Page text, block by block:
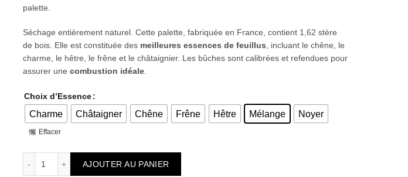
palette.
Séchage entièrement naturel. Cette palette, fabriquée en France, contient 1,62 stère
de bois. Elle est constituée des meilleures essences de feuillus , incluant le chêne, le
charme, le hêtre, le frêne et le châtaignier. Les bûches sont calibrées et refendues pour
assurer une combustion idéale
Choix d’Essence
Charme Châtaigner Chêne Frêne Hêtre Mélange Noyer
Effacer
AJOUTER AU PANIER